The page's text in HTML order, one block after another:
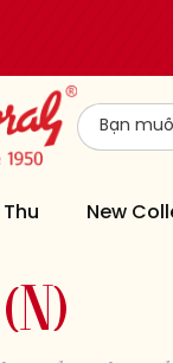
New
( N )